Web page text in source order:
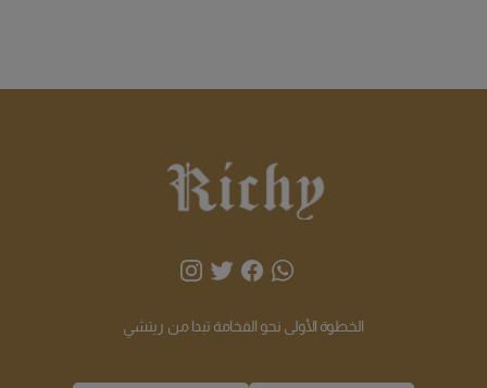
الخطوة الأولى نحو الفخامة تبدا من ريتشي